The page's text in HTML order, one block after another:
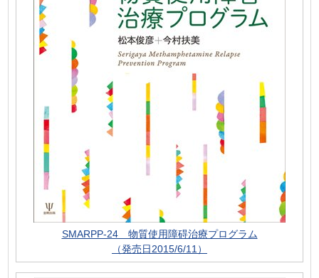
SMARPP-24 物質使用障碍治療プログラム
（発売日2015/6/11）